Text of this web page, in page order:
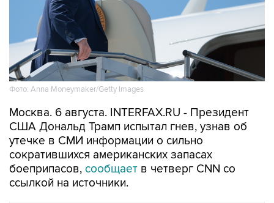
Фото: Anna Moneymaker/Getty Images
Москва. 6 августа. INTERFAX.RU - Президент
США Дональд Трамп испытал гнев, узнав об
утечке в СМИ информации о сильно
сократившихся американских запасах
боеприпасов, сообщает в четверг CNN со
ссылкой на источники.